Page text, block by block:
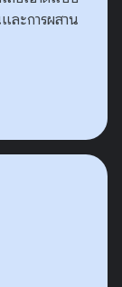
ละการผสาน